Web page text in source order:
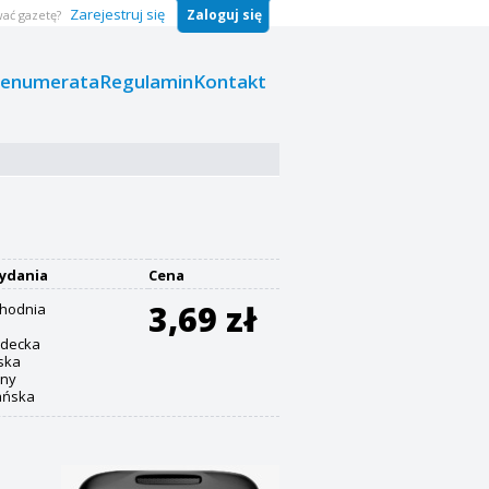
RegulaminKontakt
gazetę? Zarejestruj się Zaloguj się
Cena
3,69 zł